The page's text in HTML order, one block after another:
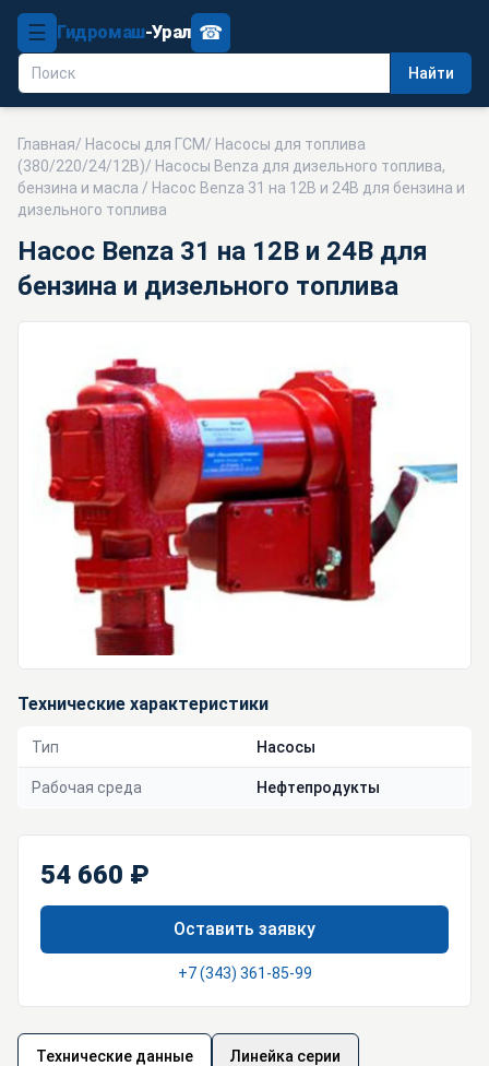
☰ Гидромаш-Урал
Найти
☎
Главная/ Насосы для ГСМ/ Насосы для топлива
(380/220/24/12В)/ Насосы Benza для дизельного топлива,
бензина и масла / Насос Benza 31 на 12В и 24В для бензина и
дизельного топлива
Насос Benza 31 на 12В и 24В для
бензина и дизельного топлива
Технические характеристики
Тип Насосы
Рабочая среда Нефтепродукты
54 660 ₽
Оставить заявку
+7 (343) 361-85-99
Технические данные Линейка серии